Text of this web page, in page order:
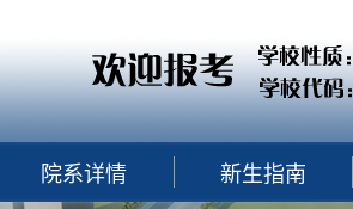
院系详情 新生指南